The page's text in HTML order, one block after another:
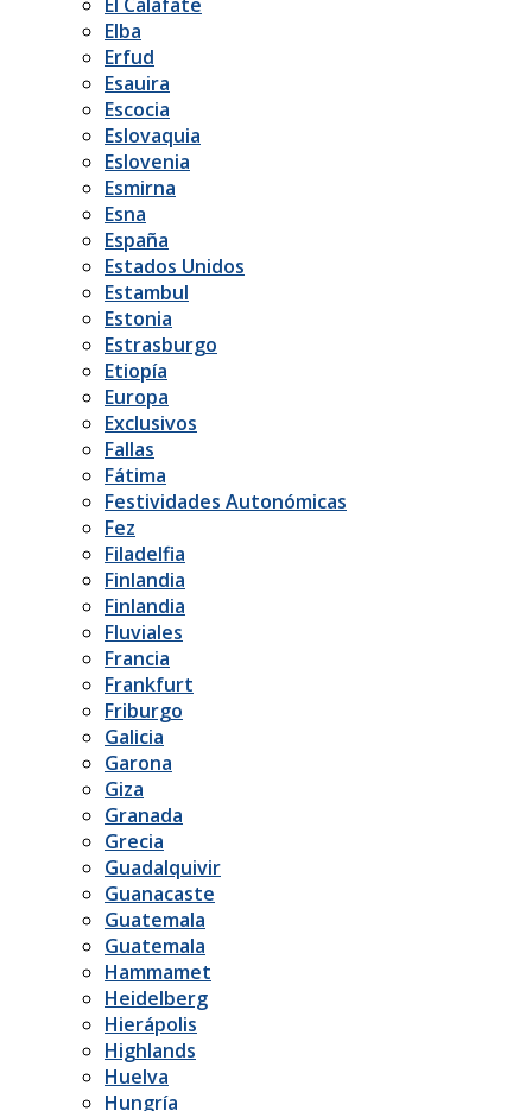
Elba
Erfud
Esauira
Escocia
Eslovaquia
Eslovenia
Esmirna
Esna
España
Estados Unidos
Estambul
Estonia
Estrasburgo
Etiopía
Europa
Exclusivos
Fallas
Fátima
Festividades Autonómicas
Fez
Filadelfia
Finlandia
Finlandia
Fluviales
Francia
Frankfurt
Friburgo
Galicia
Garona
Giza
Granada
Grecia
Guadalquivir
Guanacaste
Guatemala
Guatemala
Hammamet
Heidelberg
Hierápolis
Highlands
Huelva
Hungría